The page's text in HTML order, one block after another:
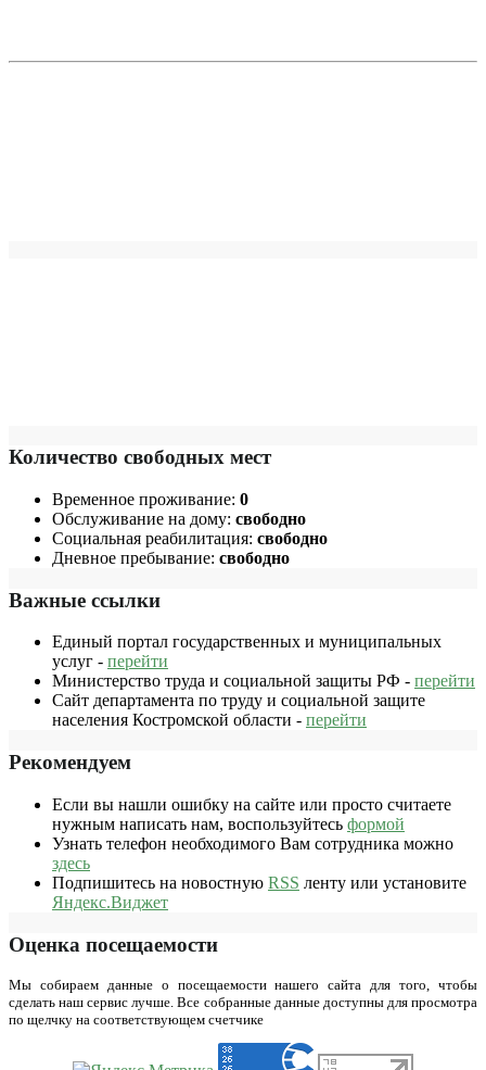
Количество свободных мест
Временное проживание: 0
Обслуживание на дому: свободно
Социальная реабилитация: свободно
Дневное пребывание: свободно
Важные ссылки
Единый портал государственных и муниципальных
услуг - перейти
Министерство труда и социальной защиты РФ - перейти
Сайт департамента по труду и социальной защите
населения Костромской области - перейти
Рекомендуем
Если вы нашли ошибку на сайте или просто считаете
нужным написать нам, воспользуйтесь формой
Узнать телефон необходимого Вам сотрудника можно
здесь
Подпишитесь на новостную RSS ленту или установите
Яндекс.Виджет
Оценка посещаемости
Мы собираем данные о посещаемости нашего сайта для того, чтобы
сделать наш сервис лучше. Все собранные данные доступны для просмотра
по щелчку на соответствующем счетчике